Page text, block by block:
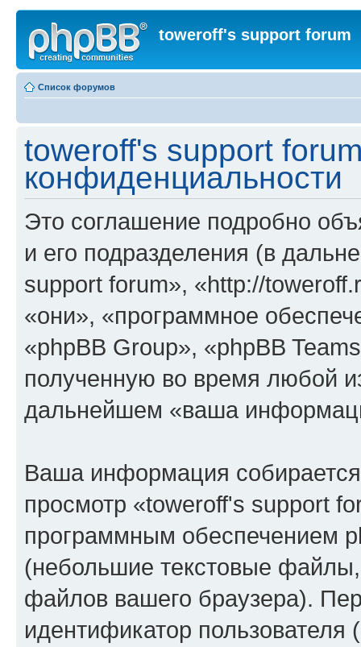
toweroff's support forum
Список форумов
toweroff's support
конфиденциальности
Это соглашение подробно
и его подразделения (в
support forum», «http://
«они», «программное
«phpBB Group», «phpBB
полученную во время любой
дальнейшем «ваша
Ваша информация
просмотр «toweroff's support
программным обеспечением
(небольшие текстовые
файлов вашего браузера).
идентификатор